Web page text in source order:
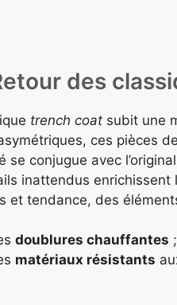
des
trench coat subit une
ces pièces
se conjugue avec
inattendus enrichissent
et tendance, des
doublures chauffantes ;
matériaux résistants